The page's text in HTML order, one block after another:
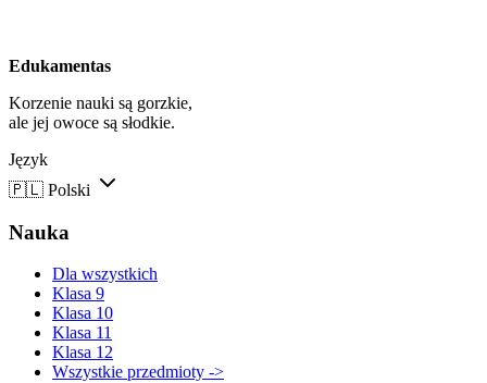
Edukamentas
Korzenie nauki są gorzkie,
ale jej owoce są słodkie.
Język
🇵🇱 Polski
Nauka
Dla wszystkich
Klasa 9
Klasa 10
Klasa 11
Klasa 12
Wszystkie przedmioty ->